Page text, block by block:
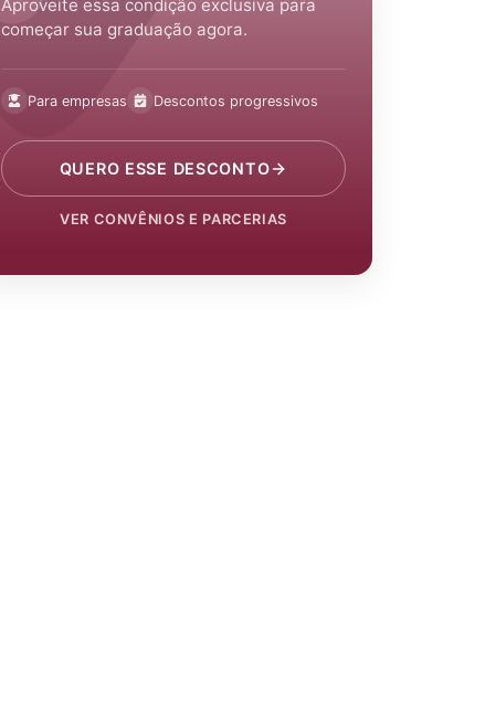
Aproveite essa condição exclusiva para
começar sua graduação agora.
Para empresas Descontos progressivos
QUERO ESSE DESCONTO
VER CONVÊNIOS E PARCERIAS